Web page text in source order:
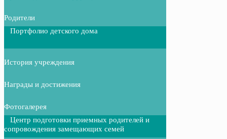
Родители
Портфолио детского дома
История учреждения
Награды и достижения
Фотогалерея
Центр подготовки приемных родителей и
сопровождения замещающих семей